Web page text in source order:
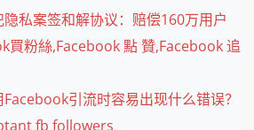
私案签和解协议：赔偿160万用户
買粉絲,Facebook 點 贊,Facebook 追
引流时容易出现什么错误？
fb followers